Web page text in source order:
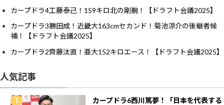
カープドラ4工藤泰己！159キロ北の剛腕！【ドラフト会議2025】
カープドラ3勝田成！近畿大163cmセカンド！菊池涼介の後継者候
補！【ドラフト会議2025】
カープドラ2齊藤汰直！亜大152キロエース！【ドラフト会議2025】
人気記事
カープドラ6西川篤夢！「日本を代表する